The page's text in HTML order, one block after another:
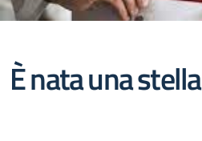
È nata una stella